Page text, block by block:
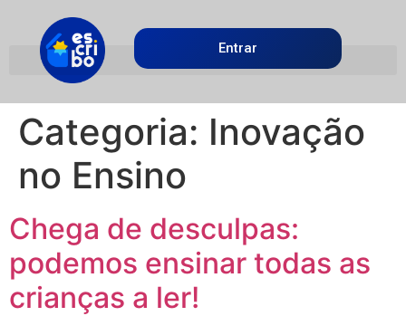
Entrar
Categoria: Inovação
no Ensino
Chega de desculpas:
podemos ensinar todas as
crianças a ler!